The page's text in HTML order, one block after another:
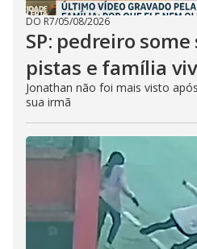
DO R7/05/08/2026
SP: pedreiro
pistas e família
Jonathan não foi mais visto
sua irmã